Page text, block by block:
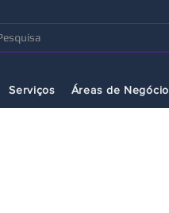
Serviços Áreas de Negócio